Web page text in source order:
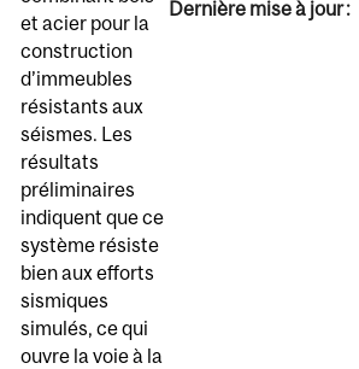
et acier pour la
construction
d’immeubles
résistants aux
séismes. Les
résultats
préliminaires
indiquent que ce
système résiste
bien aux efforts
sismiques
simulés, ce qui
ouvre la voie à la
Dernière mise à jour :